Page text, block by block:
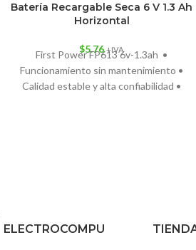
Batería Recargable Seca 6 V 1.3 Ah
Horizontal
$5.76 +IVA
First Power FP613 6v-1.3ah •
Funcionamiento sin mantenimiento •
Calidad estable y alta confiabilidad •
ELECTROCOMPU